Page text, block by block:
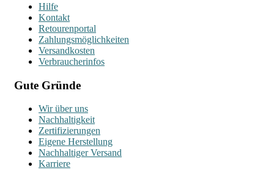
Hilfe
Kontakt
Retourenportal
Zahlungsmöglichkeiten
Versandkosten
Verbraucherinfos
Gute Gründe
Wir über uns
Nachhaltigkeit
Zertifizierungen
Eigene Herstellung
Nachhaltiger Versand
Karriere